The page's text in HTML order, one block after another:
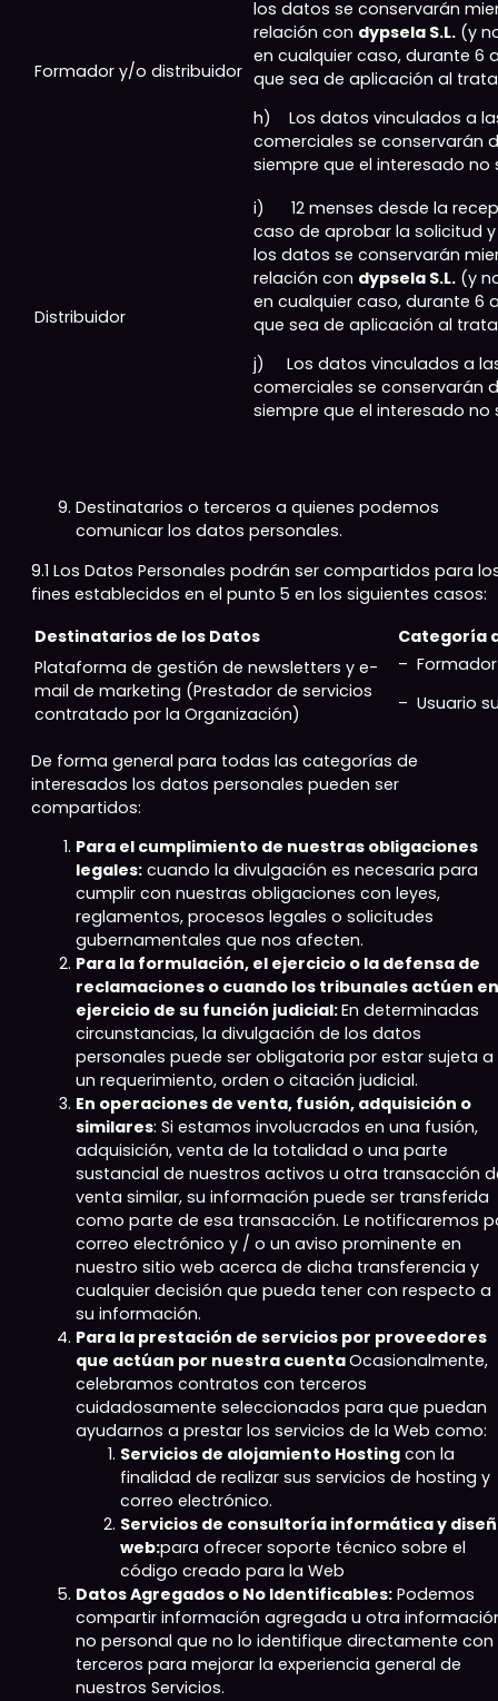
Formador y/o distribuidor
los datos se conservarán
relación con dypsela S.L. (y
en cualquier caso, durante 6
que sea de aplicación al
h) Los datos vinculados a
comerciales se conservarán
siempre que el interesado no
Distribuidor
i) 12 menses desde la
caso de aprobar la solicitud
los datos se conservarán
relación con dypsela S.L. (y
en cualquier caso, durante 6
que sea de aplicación al
j) Los datos vinculados a
comerciales se conservarán
siempre que el interesado no
Destinatarios o terceros a quienes podemos
comunicar los datos personales.
9.1 Los Datos Personales podrán ser compartidos para
fines establecidos en el punto 5 en los siguientes casos:
Destinatarios de los Datos
Categoría
Plataforma de gestión de newsletters y e-
mail de marketing (Prestador de servicios
contratado por la Organización)
–
– Usuario
De forma general para todas las categorías de
interesados los datos personales pueden ser
compartidos:
Para el cumplimiento de nuestras obligaciones
legales: cuando la divulgación es necesaria para
cumplir con nuestras obligaciones con leyes,
reglamentos, procesos legales o solicitudes
gubernamentales que nos afecten.
Para la formulación, el ejercicio o la defensa de
reclamaciones o cuando los tribunales actúen en
ejercicio de su función judicial:En determinadas
circunstancias, la divulgación de los datos
personales puede ser obligatoria por estar sujeta a
un requerimiento, orden o citación judicial.
En operaciones de venta, fusión, adquisición o
similares: Si estamos involucrados en una fusión,
adquisición, venta de la totalidad o una parte
sustancial de nuestros activos u otra transacción
venta similar, su información puede ser transferida
como parte de esa transacción. Le notificaremos
correo electrónico y / o un aviso prominente en
nuestro sitio web acerca de dicha transferencia y
cualquier decisión que pueda tener con respecto a
su información.
Para la prestación de servicios por proveedores
que actúan por nuestra cuentaOcasionalmente,
celebramos contratos con terceros
cuidadosamente seleccionados para que puedan
ayudarnos a prestar los servicios de la Web como:
Servicios de alojamiento Hosting con la
finalidad de realizar sus servicios de hosting y
correo electrónico.
Servicios de consultoría informática y
web:para ofrecer soporte técnico sobre el
código creado para la Web
Datos Agregados o No Identificables: Podemos
compartir información agregada u otra
no personal que no lo identifique directamente con
terceros para mejorar la experiencia general de
nuestros Servicios.